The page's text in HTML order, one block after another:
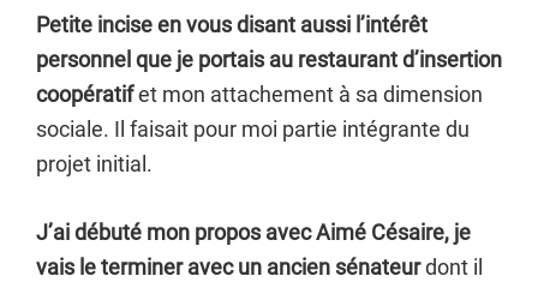
Petite incise en vous disant aussi l’intérêt
personnel que je portais au restaurant d’insertion
coopératifet mon attachement à sa dimension
sociale. Il faisait pour moi partie intégrante du
projet initial.
J’ai débuté mon propos avec Aimé Césaire, je
vais le terminer avec un ancien sénateurdont il